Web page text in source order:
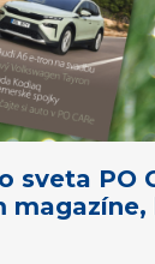
sveta PO